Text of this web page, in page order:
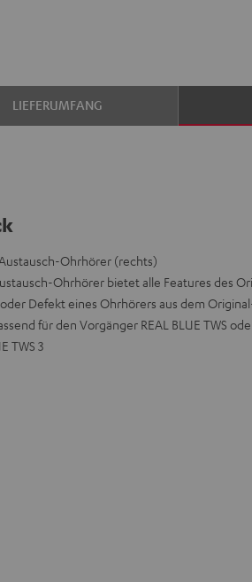
LIEFERUMFANG
Ohrhörer (rechts)
Ohrhörer bietet alle Features des
Defekt eines Ohrhörers aus dem
für den Vorgänger REAL BLUE TWS oder
TWS 3